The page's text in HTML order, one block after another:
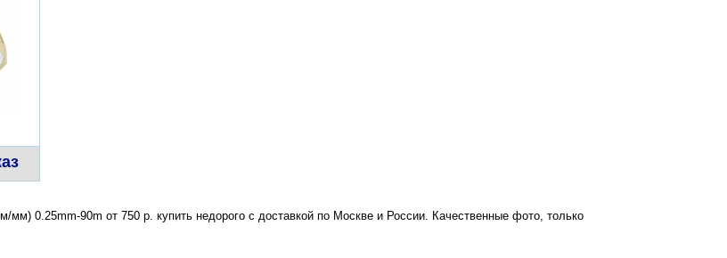
мм) 0.25mm-90m от 750 р. купить недорого с доставкой по Москве и России. Качественные фото, только